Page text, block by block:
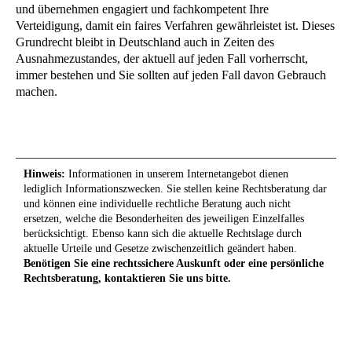
und übernehmen engagiert und fachkompetent Ihre
Verteidigung, damit ein faires Verfahren gewährleistet ist. Dieses
Grundrecht bleibt in Deutschland auch in Zeiten des
Ausnahmezustandes, der aktuell auf jeden Fall vorherrscht,
immer bestehen und Sie sollten auf jeden Fall davon Gebrauch
machen.
Hinweis: Informationen in unserem Internetangebot dienen
lediglich Informationszwecken. Sie stellen keine Rechtsberatung dar
und können eine individuelle rechtliche Beratung auch nicht
ersetzen, welche die Besonderheiten des jeweiligen Einzelfalles
berücksichtigt. Ebenso kann sich die aktuelle Rechtslage durch
aktuelle Urteile und Gesetze zwischenzeitlich geändert haben.
Benötigen Sie eine rechtssichere Auskunft oder eine persönliche
Rechtsberatung, kontaktieren Sie uns bitte.